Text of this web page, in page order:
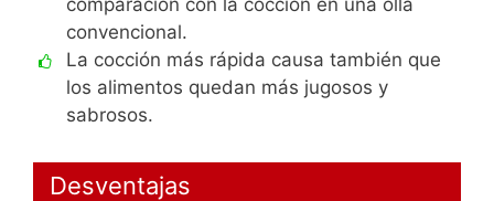
convencional.
La cocción más rápida causa también que
los alimentos quedan más jugosos y
sabrosos.
Desventajas